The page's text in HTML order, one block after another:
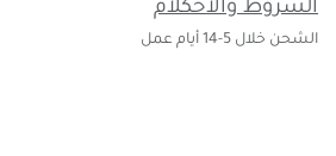
الشروط والأحكلام
الشحن خلال 5-14 أيام عمل